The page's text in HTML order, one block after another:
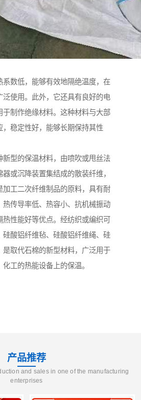
系数低，能够有效地隔绝温度，在
泛使用。此外，它还具有良好的电
于制作绝缘材料。这种材料与大部
，稳定性好，能够长期保持其性
新型的保温材料，由喷吹或甩丝法
或沉降装置集结成的散装纤维，
加工二次纤维制品的原料，具有耐
热传导率低、热容小、抗机械振动
性能好等优点。经纺织或编织可
硅酸铝纤维毡、硅酸铝纤维绳、硅
是取代石棉的新型材料，广泛用于
工的热能设备上的保温。
产品推荐
and sales in one of the manufacturing
enterprises